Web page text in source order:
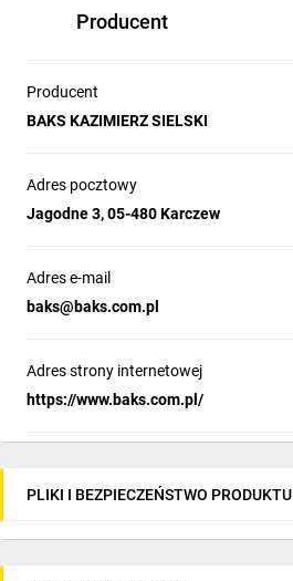
Producent
Producent
BAKS KAZIMIERZ SIELSKI
Adres pocztowy
Jagodne 3, 05-480 Karczew
Adres e-mail
baks@baks.com.pl
Adres strony internetowej
https://www.baks.com.pl/
PLIKI I BEZPIECZEŃSTWO PRODUKTU